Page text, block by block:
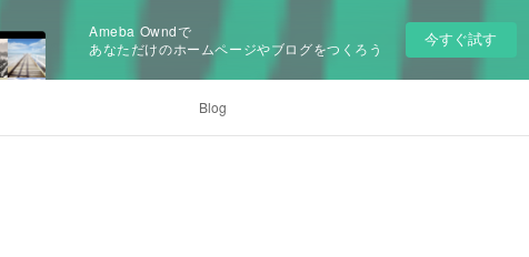
Ameba Owndで
あなただけのホームページやブログをつくろう
今すぐ試す
Blog